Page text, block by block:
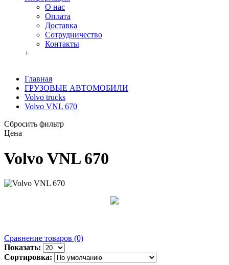
О нас
Оплата
Доставка
Сотрудничество
Контакты
+
Главная
ГРУЗОВЫЕ АВТОМОБИЛИ
Volvo trucks
Volvo VNL 670
Сбросить фильтр
Цена
Volvo VNL 670
Сравнение товаров (0)
Показать:
Сортировка: